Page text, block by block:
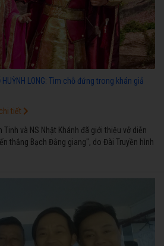
HUỲNH LONG: Tìm chỗ đứng trong khán giả
Tinh và NS Nhật Khánh đã giới thiệu vở diễn
thắng Bạch Đằng giang", do Đài Truyền hình
tiết